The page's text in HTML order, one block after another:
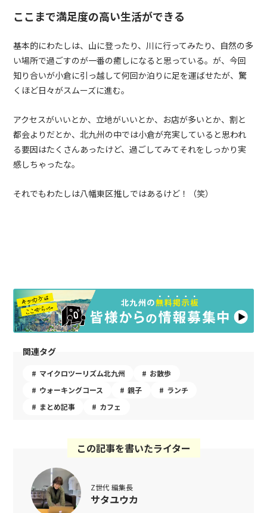
ここまで満足度の高い生活ができる
基本的にわたしは、山に登ったり、川に行ってみたり、自然の多
い場所で過ごすのが一番の癒しになると思っている。が、今回
知り合いが小倉に引っ越して何回か泊りに足を運ばせたが、驚
くほど日々がスムーズに進む。
アクセスがいいとか、立地がいいとか、お店が多いとか、割と
都会よりだとか、北九州の中では小倉が充実していると思われ
る要因はたくさんあったけど、過ごしてみてそれをしっかり実
感しちゃったな。
それでもわたしは八幡東区推しではあるけど！（笑）
関連タグ
マイクロツーリズム北九州
お散歩
ウォーキングコース
親子
ランチ
まとめ記事
カフェ
この記事を書いたライター
Z世代 編集長
サタユウカ